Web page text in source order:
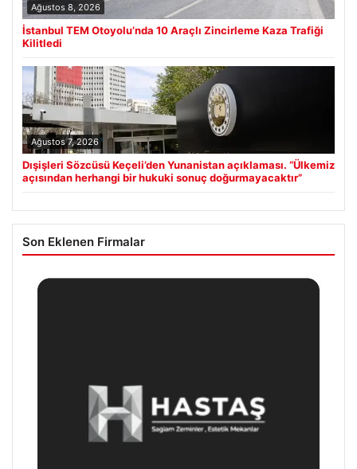
Ağustos 8, 2026
İstanbul TEM Otoyolu’nda 10 Araçlı Zincirleme Kaza Trafiği
Kilitledi
Ağustos 7, 2026
Dışişleri Sözcüsü Keçeli’den Yunanistan açıklaması. “Ülkemiz
açısından herhangi bir hukuki sonuç doğurmayacaktır”
Son Eklenen Firmalar